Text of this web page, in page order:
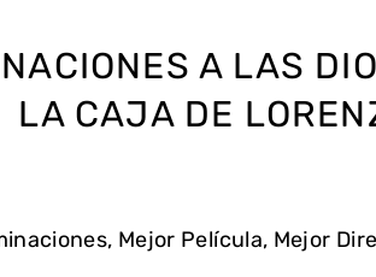
A LAS
LA CAJA DE
Mejor Película, Mejor